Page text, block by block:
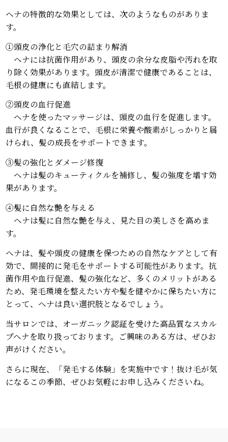
ヘナの特徴的な効果としては、次のようなものがありま
す。
①頭皮の浄化と毛穴の詰まり解消
ヘナには抗菌作用があり、頭皮の余分な皮脂や汚れを取
り除く効果があります。頭皮が清潔で健康であることは、
毛根の健康にも直結します。
②頭皮の血行促進
ヘナを使ったマッサージは、頭皮の血行を促進します。
血行が良くなることで、毛根に栄養や酸素がしっかりと届
けられ、髪の成長をサポートできます。
③髪の強化とダメージ修復
ヘナは髪のキューティクルを補修し、髪の強度を増す効
果があります。
④髪に自然な艶を与える
ヘナは髪に自然な艶を与え、見た目の美しさを高めま
す。
ヘナは、髪や頭皮の健康を保つための自然なケアとして有
効で、間接的に発毛をサポートする可能性があります。抗
菌作用や血行促進、髪の強化など、多くのメリットがある
ため、発毛環境を整えたい方や髪を健やかに保ちたい方に
とって、ヘナは良い選択肢となるでしょう。
当サロンでは、オーガニック認証を受けた高品質なスカル
プヘナを取り扱っております。ご興味のある方は、ぜひお
声がけください。
さらに現在、「発毛する体験」を実施中です！抜け毛が気
になるこの季節、ぜひお気軽にお申し込みくださいね。